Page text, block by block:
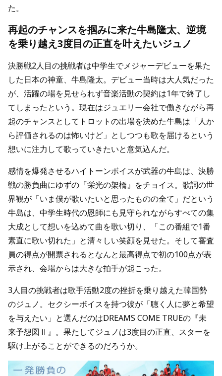
た。
再起のチャンスを掴みに来た牛島隆太、逆境
を乗り越え3度目の正直を叶えたいジュノ
決勝戦2人目の挑戦者は中学生でメジャーデビューを果た
した日本の神童、牛島隆太。デビュー当時は大人気だった
が、活躍の場を見せられず音楽活動の契約は1年で終了し
てしまったという。現在はジュエリー会社で働きながら再
起のチャンスとしてトロットの出場を決めた牛島は「人か
ら評価されるのは怖いけど」としつつも歌を届けるという
想いに注力して歌っていきたいと意気込んだ。
感情を爆発させるハイトーンボイスが武器の牛島は、決勝
戦の勝負曲にゆずの『栄光の架橋』をチョイス。歌詞の世
界観が「いま僕が歌いたいと思ったものの全て」だという
牛島は、中学生時代の恩師にも見守られながらすべての集
大成として想いを込めて曲を歌い切り、「この番組で1番
素直に歌い切れた」と清々しい笑顔を見せた。そして審査
員の得点が開票されるとなんと最高得点で初の100点が表
示され、会場からは大きな拍手が起こった。
3人目の挑戦者は歌手活動2度の挫折を乗り越えた韓国勢
のジュノ。セクシーボイスを持つ彼が「聴く人に夢と希望
を与えたい」と選んだのはDREAMS COME TRUEの『未
来予想図Ⅱ』。果たしてジュノは3度目の正直、スターを
駆け上がることができるのだろうか。